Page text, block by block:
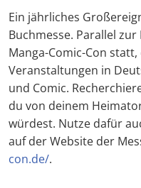
Ein jährliches
Buchmesse. Parallel
Manga-Comic-Con
Veranstaltungen in
und Comic.
du von deinem
würdest. Nutze dafür
auf der Website der
con.de/.